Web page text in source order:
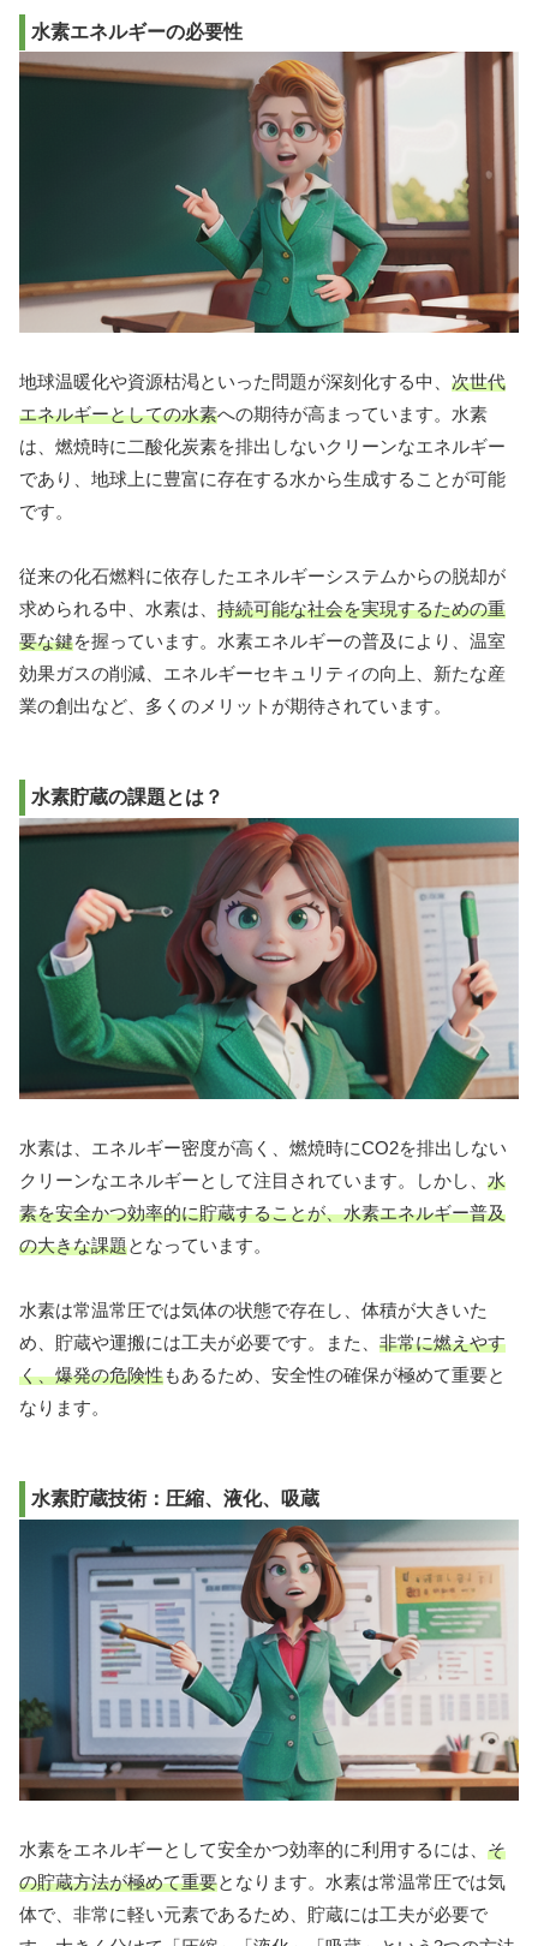
水素エネルギーの必要性
地球温暖化や資源枯渇といった問題が深刻化する中、 次世代
エネルギーとしての水素への期待が高まっています。水素
は、燃焼時に二酸化炭素を排出しないクリーンなエネルギー
であり、地球上に豊富に存在する水から生成することが可能
です。
従来の化石燃料に依存したエネルギーシステムからの脱却が
求められる中、水素は、 持続可能な社会を実現するための重
要な鍵を握っています。水素エネルギーの普及により、温室
効果ガスの削減、エネルギーセキュリティの向上、新たな産
業の創出など、多くのメリットが期待されています。
水素貯蔵の課題とは？
水素は、エネルギー密度が高く、燃焼時にCO2を排出しない
クリーンなエネルギーとして注目されています。しかし、 水
素を安全かつ効率的に貯蔵することが、水素エネルギー普及
の大きな課題となっています。
水素は常温常圧では気体の状態で存在し、体積が大きいた
め、貯蔵や運搬には工夫が必要です。また、 非常に燃えやす
く、爆発の危険性もあるため、安全性の確保が極めて重要と
なります。
水素貯蔵技術：圧縮、液化、吸蔵
水素をエネルギーとして安全かつ効率的に利用するには、 そ
の貯蔵方法が極めて重要となります。水素は常温常圧では気
体で、非常に軽い元素であるため、貯蔵には工夫が必要で